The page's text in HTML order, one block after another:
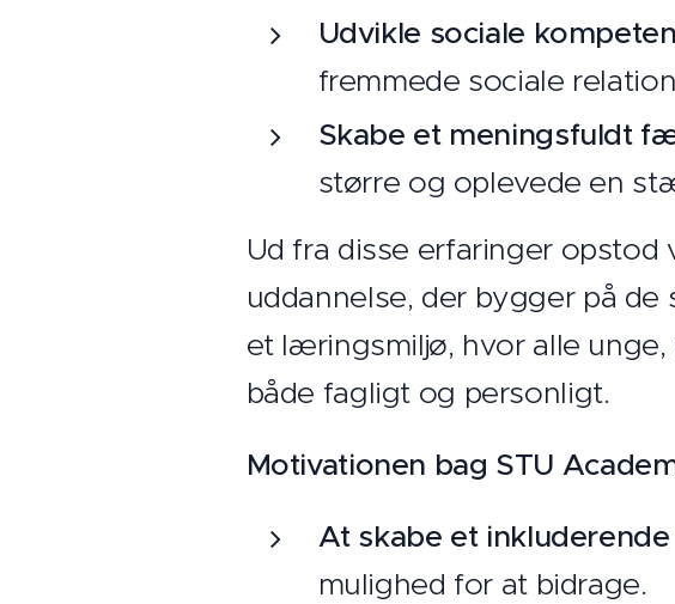
Udvikle sociale
fremmede sociale
Skabe et meningsfuldt
større og oplevede en
Ud fra disse erfaringer opstod
uddannelse, der bygger på
et læringsmiljø, hvor alle
både fagligt og personligt.
Motivationen bag STU
At skabe et
mulighed for at bidrage.